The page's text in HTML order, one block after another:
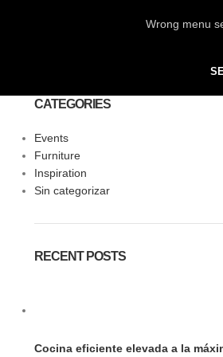
Wrong menu
CATEGORIES
Events
Furniture
Inspiration
Sin categorizar
RECENT POSTS
Cocina eficiente elevada a la